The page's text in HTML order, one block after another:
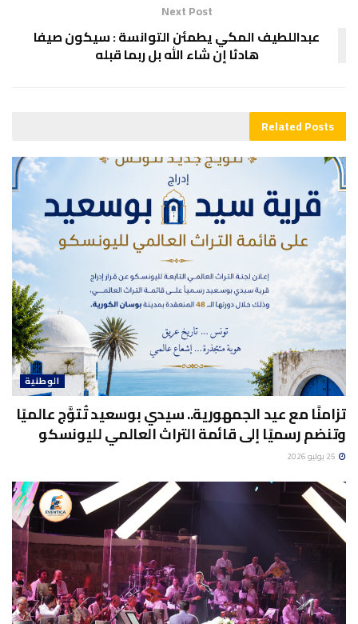
Next Post
عبداللطيف المكي يطمئن التوانسة : سيكون صيفا
هادئا إن شاء الله بل ربما قبله
RelatedPosts
الوطنية
تزامنًا مع عيد الجمهورية.. سيدي بوسعيد تُتوَّج عالميًا
وتنضم رسميًا إلى قائمة التراث العالمي لليونسكو